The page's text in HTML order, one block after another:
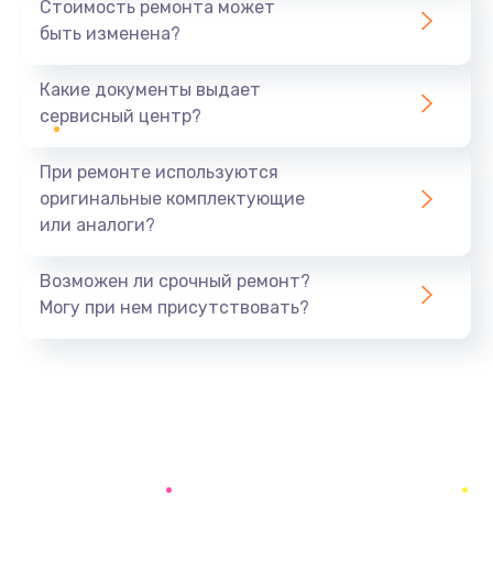
Замена микрофона
Замена звуковой карты
Заказать
Стоимость ремонта может
быть изменена?
Какие документы выдает
сервисный центр?
При ремонте используются
оригинальные комплектующие
или аналоги?
Возможен ли срочный ремонт?
Могу при нем присутствовать?